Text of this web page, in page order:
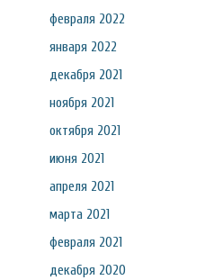
февраля 2022
января 2022
декабря 2021
ноября 2021
октября 2021
июня 2021
апреля 2021
марта 2021
февраля 2021
декабря 2020